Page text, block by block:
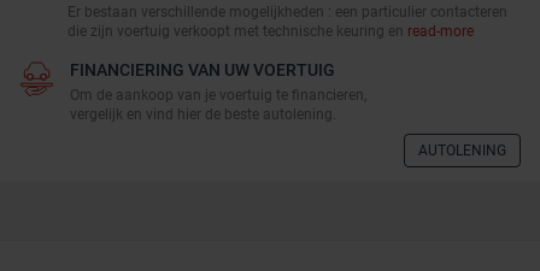
Er bestaan verschillende mogelijkheden : een particulier contacteren
die zijn voertuig verkoopt met technische keuring en read-more
FINANCIERING VAN UW VOERTUIG
Om de aankoop van je voertuig te financieren,
vergelijk en vind hier de beste autolening.
AUTOLENING